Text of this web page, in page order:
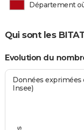
Département
Qui sont les
Evolution du
Données exprimées
Insee)